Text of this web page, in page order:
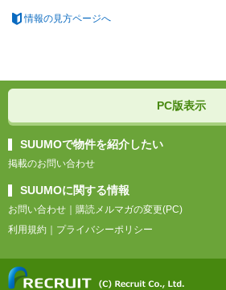
情報の見方ページへ
PC版表示
SUUMOで物件を紹介したい
掲載のお問い合わせ
SUUMOに関する情報
お問い合わせ
購読メルマガの変更(PC)
利用規約
プライバシーポリシー